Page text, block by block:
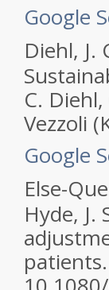
Google
Diehl, J.
C.
Vezzoli
Google
Else-
Hyde, J.
patients.